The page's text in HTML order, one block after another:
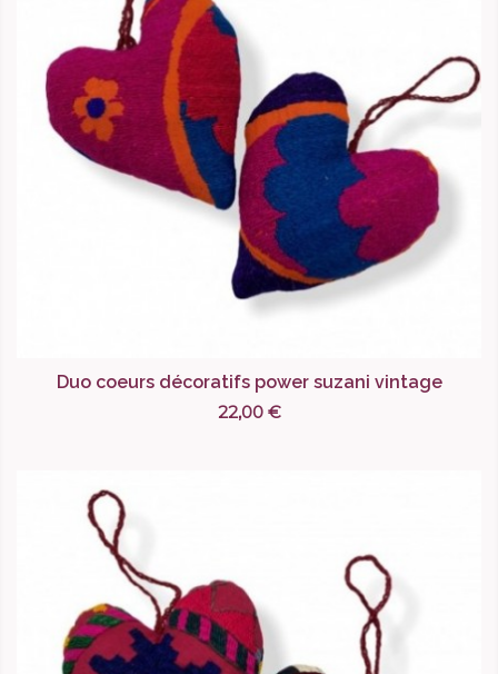
Duo coeurs décoratifs power suzani vintage
22,00 €